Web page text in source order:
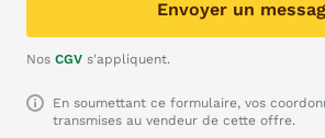
Envoyer un
Nos CGV s'appliquent.
En soumettant ce formulaire, vos
transmises au vendeur de cette offre.